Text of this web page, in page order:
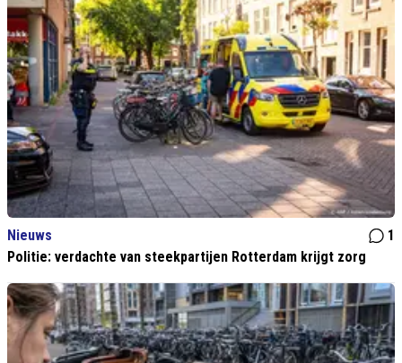
Nieuws
1
Politie: verdachte van steekpartijen Rotterdam krijgt zorg